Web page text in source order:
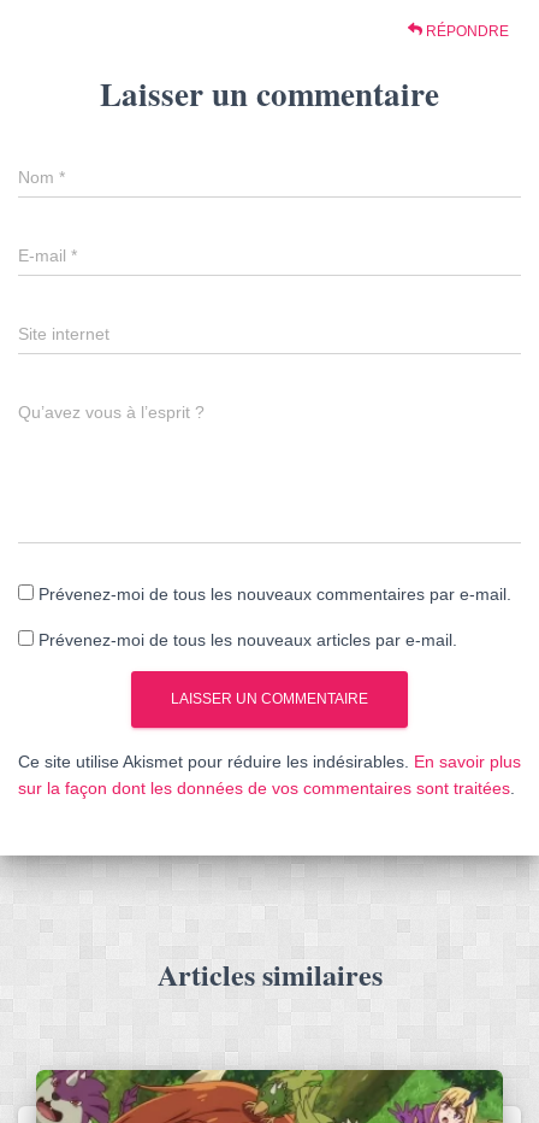
RÉPONDRE
Laisser un commentaire
Nom *
E-mail *
Site internet
Qu’avez vous à l’esprit ?
Prévenez-moi de tous les nouveaux commentaires par e-mail.
Prévenez-moi de tous les nouveaux articles par e-mail.
Ce site utilise Akismet pour réduire les indésirables. En savoir plus
sur la façon dont les données de vos commentaires sont traitées.
Articles similaires